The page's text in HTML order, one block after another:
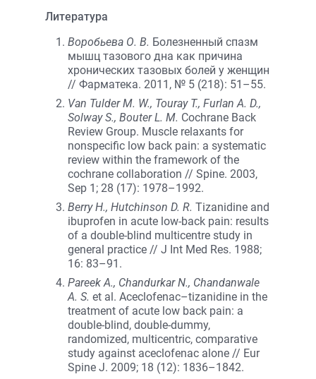
Литература
Воробьева О. В. Болезненный спазм
мышц тазового дна как причина
хронических тазовых болей у женщин
// Фарматека. 2011, № 5 (218): 51–55.
Van Tulder M. W., Touray T., Furlan A. D.,
Solway S., Bouter L. M. Cochrane Back
Review Group. Muscle relaxants for
nonspecific low back pain: a systematic
review within the framework of the
cochrane collaboration // Spine. 2003,
Sep 1; 28 (17): 1978–1992.
Berry H., Hutchinson D. R. Tizanidine and
ibuprofen in acute low-back pain: results
of a double-blind multicentre study in
general practice // J Int Med Res. 1988;
16: 83–91.
Pareek A., Chandurkar N., Chandanwale
A. S. et al. Aceclofenac–tizanidine in the
treatment of acute low back pain: a
double-blind, double-dummy,
randomized, multicentric, comparative
study against aceclofenac alone // Eur
Spine J. 2009; 18 (12): 1836–1842.